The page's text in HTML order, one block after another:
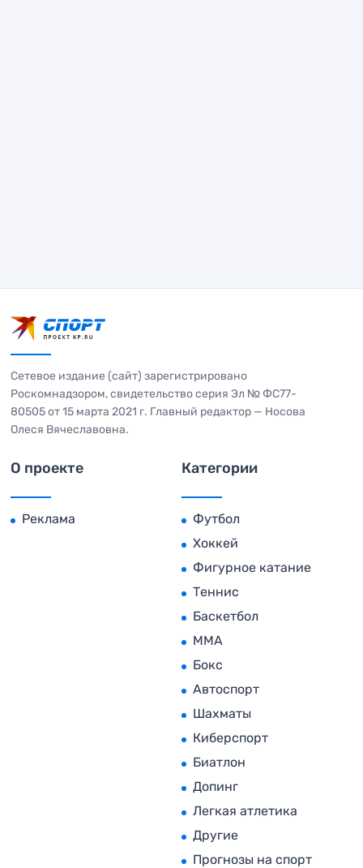
Сетевое издание (сайт) зарегистрировано
Роскомнадзором, свидетельство серия Эл № ФС77-
80505 от 15 марта 2021 г. Главный редактор — Носова
Олеся Вячеславовна.
О проекте
Реклама
Категории
Футбол
Хоккей
Фигурное катание
Теннис
Баскетбол
MMA
Бокс
Автоспорт
Шахматы
Киберспорт
Биатлон
Допинг
Легкая атлетика
Другие
Прогнозы на спорт